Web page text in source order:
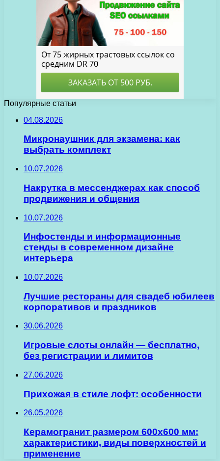
Популярные статьи
04.08.2026
Микронаушник для экзамена: как
выбрать комплект
10.07.2026
Накрутка в мессенджерах как способ
продвижения и общения
10.07.2026
Инфостенды и информационные
стенды в современном дизайне
интерьера
10.07.2026
Лучшие рестораны для свадеб юбилеев
корпоративов и праздников
30.06.2026
Игровые слоты онлайн — бесплатно,
без регистрации и лимитов
27.06.2026
Прихожая в стиле лофт: особенности
26.05.2026
Керамогранит размером 600х600 мм:
характеристики, виды поверхностей и
применение